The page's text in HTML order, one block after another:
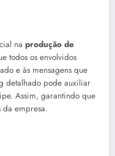
na produção de
todos os envolvidos
e às mensagens que
detalhado pode auxiliar
Assim, garantindo que
da empresa.